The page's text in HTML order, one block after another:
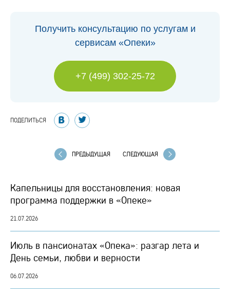
Получить консультацию по услугам и
сервисам «Опеки»
+7 (499) 302-25-72
ПОДЕЛИТЬСЯ
ПРЕДЫДУЩАЯ СЛЕДУЮЩАЯ
Капельницы для восстановления: новая
программа поддержки в «Опеке»
21.07.2026
Июль в пансионатах «Опека»: разгар лета и
День семьи, любви и верности
06.07.2026